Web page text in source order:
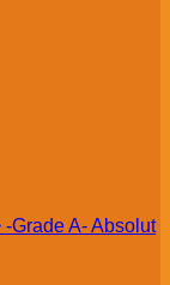
Absolut